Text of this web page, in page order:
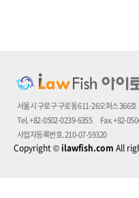
서울시 구로구 구로동 611-26오퍼스 366호
Tel. +82-0502-0239-6355
Fax. +82-
사업자등록번호. 210-07-59320
Copyright©ilawfish.com All